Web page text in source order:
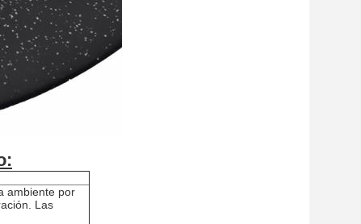
ambiente por
Las